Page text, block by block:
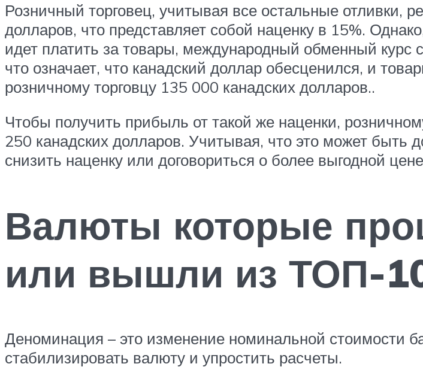
Розничный торговец, учитывая все остальные отливки,
долларов, что представляет собой наценку в 15%.
идет платить за товары, международный обменный
что означает, что канадский доллар обесценился, и
розничному торговцу 135 000 канадских долларов..
Чтобы получить прибыль от такой же наценки,
250 канадских долларов. Учитывая, что это может быть
снизить наценку или договориться о более выгодной
Валюты которые
или вышли из ТОП-
Деноминация – это изменение номинальной стоимости
стабилизировать валюту и упростить расчеты.